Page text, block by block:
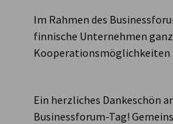
Im Rahmen des
finnische Unternehmen
Kooperationsmöglichkeiten
Ein herzliches Dankeschön
Businessforum-Tag!